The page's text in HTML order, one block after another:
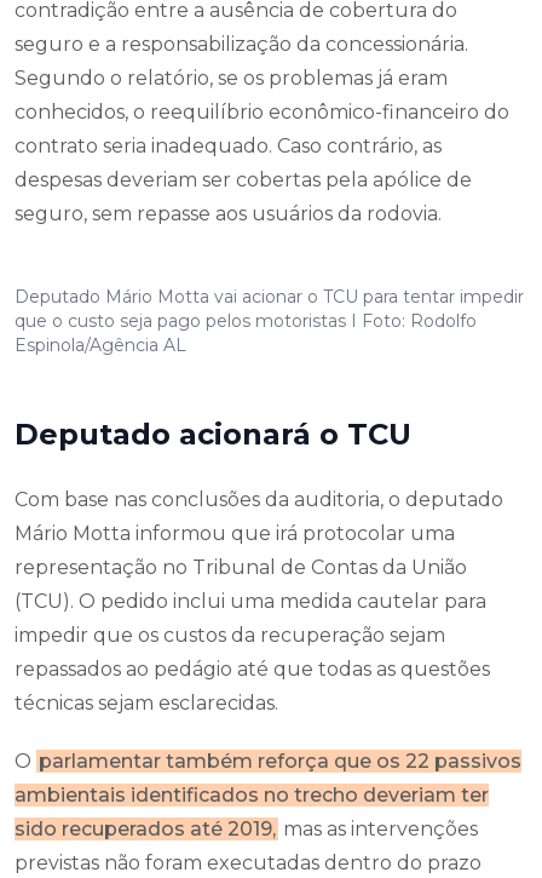
contradição entre a ausência de cobertura do
seguro e a responsabilização da concessionária.
Segundo o relatório, se os problemas já eram
conhecidos, o reequilíbrio econômico-financeiro do
contrato seria inadequado. Caso contrário, as
despesas deveriam ser cobertas pela apólice de
seguro, sem repasse aos usuários da rodovia.
Deputado Mário Motta vai acionar o TCU para tentar impedir
que o custo seja pago pelos motoristas I Foto: Rodolfo
Espinola/Agência AL
Deputado acionará o TCU
Com base nas conclusões da auditoria, o deputado
Mário Motta informou que irá protocolar uma
representação no Tribunal de Contas da União
(TCU). O pedido inclui uma medida cautelar para
impedir que os custos da recuperação sejam
repassados ao pedágio até que todas as questões
técnicas sejam esclarecidas.
O parlamentar também reforça que os 22 passivos
ambientais identificados no trecho deveriam ter
sido recuperados até 2019, mas as intervenções
previstas não foram executadas dentro do prazo